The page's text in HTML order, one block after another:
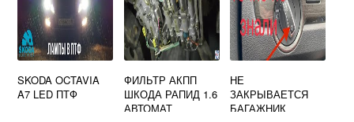
SKODA OCTAVIA
A7 LED ПТФ
ФИЛЬТР АКПП
ШКОДА РАПИД 1.6
АВТОМАТ
НЕ
ЗАКРЫВАЕТСЯ
БАГАЖНИК